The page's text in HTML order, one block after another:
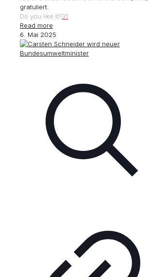
gratuliert.
Do you like it?31
Read more
6. Mai 2025